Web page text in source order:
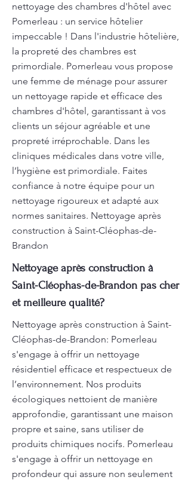
nettoyage des chambres d'hôtel avec
Pomerleau : un service hôtelier
impeccable ! Dans l'industrie hôtelière,
la propreté des chambres est
primordiale. Pomerleau vous propose
une femme de ménage pour assurer
un nettoyage rapide et efficace des
chambres d'hôtel, garantissant à vos
clients un séjour agréable et une
propreté irréprochable. Dans les
cliniques médicales dans votre ville,
l’hygiène est primordiale. Faites
confiance à notre équipe pour un
nettoyage rigoureux et adapté aux
normes sanitaires. Nettoyage après
construction à Saint-Cléophas-de-
Brandon
Nettoyage après construction à
Saint-Cléophas-de-Brandon pas cher
et meilleure qualité?
Nettoyage après construction à Saint-
Cléophas-de-Brandon: Pomerleau
s'engage à offrir un nettoyage
résidentiel efficace et respectueux de
l’environnement. Nos produits
écologiques nettoient de manière
approfondie, garantissant une maison
propre et saine, sans utiliser de
produits chimiques nocifs. Pomerleau
s'engage à offrir un nettoyage en
profondeur qui assure non seulement